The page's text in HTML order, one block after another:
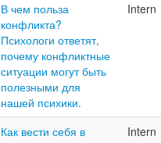
В чем польза
конфликта?
Психологи ответят,
почему конфликтные
ситуации могут быть
полезными для
нашей психики.
Intern
Как вести себя в
Intern